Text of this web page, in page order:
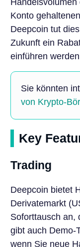
Konto
Deepcoin tut
Zukunft ein
einführen
Sie könnten
von Krypto-
Key
Trading
Deepcoin bietet
Derivatemarkt
Soforttausch an,
gibt auch Demo-
wenn Sie neue